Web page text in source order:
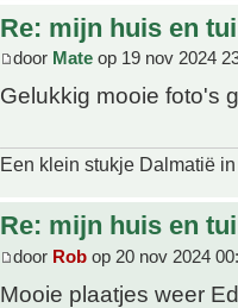
Re: mijn huis en
door Mate op 19 nov 2024
Gelukkig mooie foto's
Een klein stukje Dalmatië
Re: mijn huis en
door Rob op 20 nov 2024
Mooie plaatjes weer